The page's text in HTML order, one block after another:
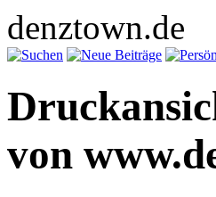
denztown.de
von